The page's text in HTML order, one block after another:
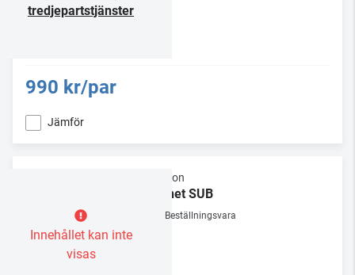
tredjepartstjänster
990 kr/par
Jämför
Innehållet kan inte
visas
Elipson
Planet SUB
Beställningsvara